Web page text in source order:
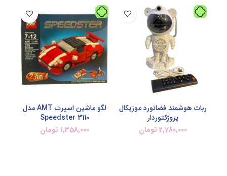
ربات هوشمند فضانورد موزیکال
پروژکتوردار
2,780,000 تومان
لگو ماشین اسپرت AMT مدل
Speedster 3110
1,358,000 تومان